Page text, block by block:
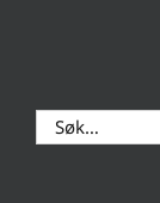
Search
for: